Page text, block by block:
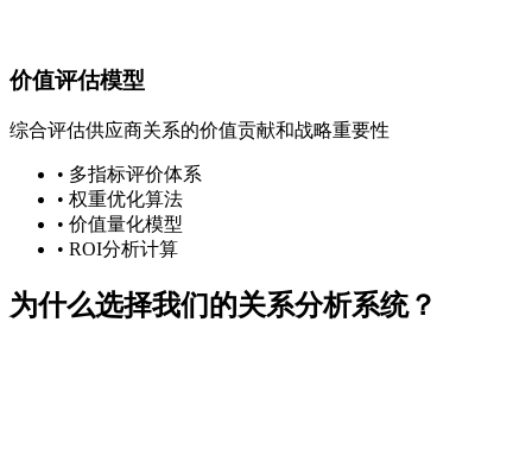
价值评估模型
综合评估供应商关系的价值贡献和战略重要性
• 多指标评价体系
• 权重优化算法
• 价值量化模型
• ROI分析计算
为什么选择我们的关系分析系统？